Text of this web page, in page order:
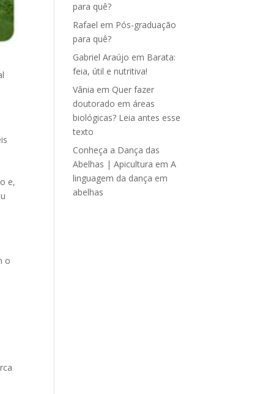
e,
o
para quê?
Rafael em Pós-graduação
para quê?
Gabriel Araújo em Barata:
feia, útil e nutritiva!
Vânia em Quer fazer
doutorado em áreas
biológicas? Leia antes esse
texto
Conheça a Dança das
Abelhas | Apicultura emA
linguagem da dança em
abelhas